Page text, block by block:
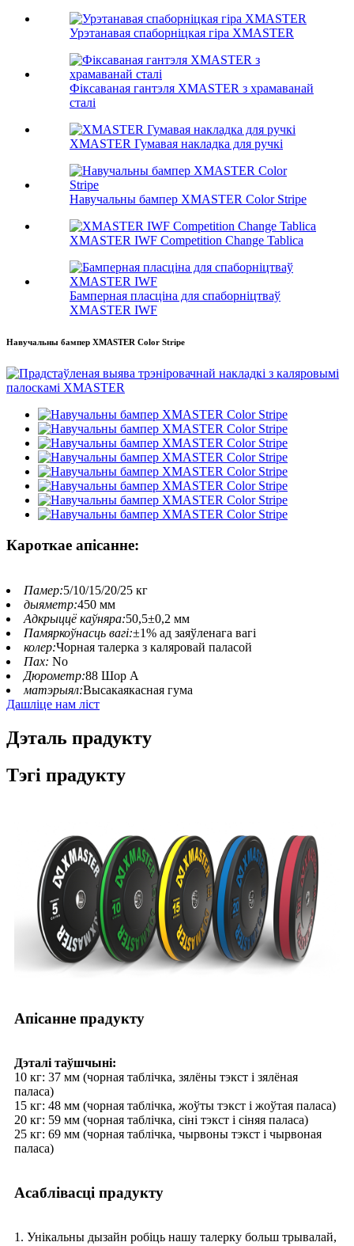
Урэтанавая спаборніцкая гіра XMASTER
Фіксаваная гантэля XMASTER з храмаванай
сталі
XMASTER Гумавая накладка для ручкі
Навучальны бампер XMASTER Color Stripe
XMASTER IWF Competition Change Tablica
Бамперная пласціна для спаборніцтваў
XMASTER IWF
Навучальны бампер XMASTER Color Stripe
Кароткае апісанне:
Памер:5/10/15/20/25 кг
дыяметр:450 мм
Адкрыццё каўняра:50,5±0,2 мм
Памяркоўнасць вагі:±1% ад заяўленага вагі
колер:Чорная талерка з каляровай паласой
Пах: No
Дюрометр:88 Шор А
матэрыял:Высакаякасная гума
Дашліце нам ліст
Дэталь прадукту
Тэгі прадукту
Апісанне прадукту
Дэталі таўшчыні:
10 кг: 37 мм (чорная таблічка, зялёны тэкст і зялёная
паласа)
15 кг: 48 мм (чорная таблічка, жоўты тэкст і жоўтая паласа)
20 кг: 59 мм (чорная таблічка, сіні тэкст і сіняя паласа)
25 кг: 69 мм (чорная таблічка, чырвоны тэкст і чырвоная
паласа)
Асаблівасці прадукту
1. Унікальны дызайн робіць нашу талерку больш трывалай,